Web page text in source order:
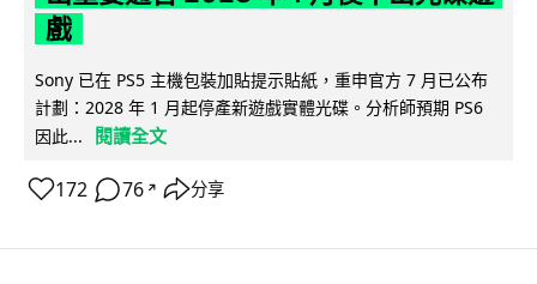
戲
Sony 已在 PS5 主機包裝加貼提示貼紙，重申官方 7 月已公布
計劃：2028 年 1 月起停產新遊戲實體光碟。分析師預期 PS6
因此...
閱讀全文
172 76 ↗ 分享